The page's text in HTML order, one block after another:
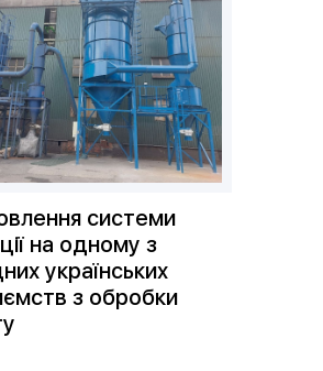
системи
на одному з
українських
з обробки